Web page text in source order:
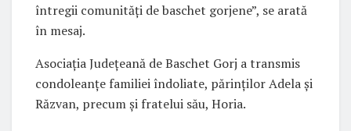
întregii comunități de baschet gorjene”, se arată
în mesaj.
Asociația Județeană de Baschet Gorj a transmis
condoleanțe familiei îndoliate, părinților Adela și
Răzvan, precum și fratelui său, Horia.